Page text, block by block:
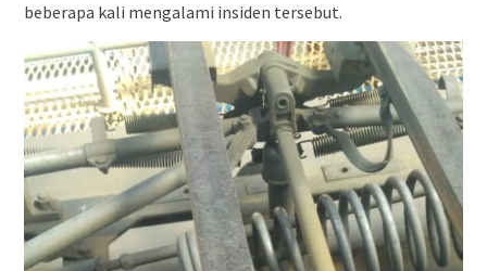
beberapa kali mengalami insiden tersebut.